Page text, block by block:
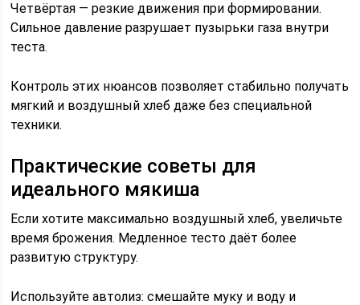
Четвёртая — резкие движения при формировании.
Сильное давление разрушает пузырьки газа внутри
теста.
Контроль этих нюансов позволяет стабильно получать
мягкий и воздушный хлеб даже без специальной
техники.
Практические советы для
идеального мякиша
Если хотите максимально воздушный хлеб, увеличьте
время брожения. Медленное тесто даёт более
развитую структуру.
Используйте автолиз: смешайте муку и воду и